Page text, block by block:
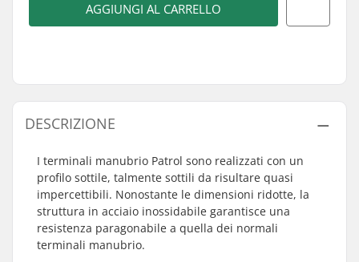
AGGIUNGI AL CARRELLO
DESCRIZIONE
I terminali manubrio Patrol sono realizzati con un
profilo sottile, talmente sottili da risultare quasi
impercettibili. Nonostante le dimensioni ridotte, la
struttura in acciaio inossidabile garantisce una
resistenza paragonabile a quella dei normali
terminali manubrio.